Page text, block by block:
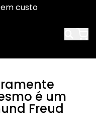
custo
é um
Freud